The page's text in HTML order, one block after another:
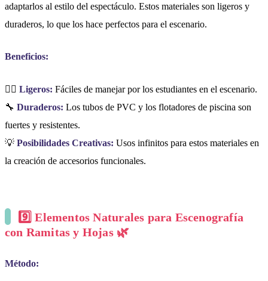
adaptarlos al estilo del espectáculo. Estos materiales son ligeros y
duraderos, lo que los hace perfectos para el escenario.
Beneficios:
🏋️‍♀️ Ligeros: Fáciles de manejar por los estudiantes en el escenario.
🔧 Duraderos: Los tubos de PVC y los flotadores de piscina son
fuertes y resistentes.
💡 Posibilidades Creativas: Usos infinitos para estos materiales en
la creación de accesorios funcionales.
9️⃣ Elementos Naturales para Escenografía
con Ramitas y Hojas 🌿
Método: